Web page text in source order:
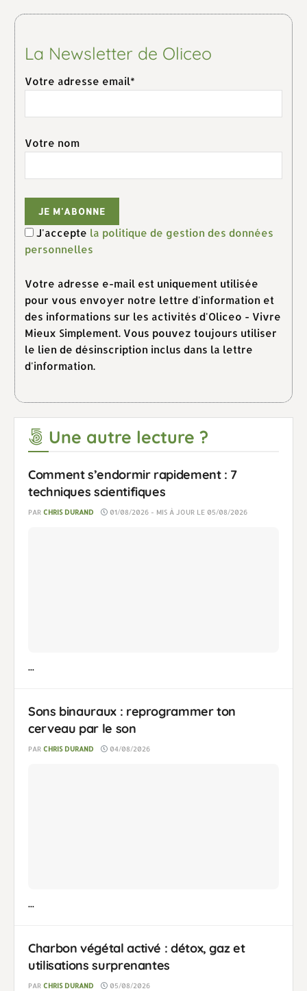
La Newsletter de Oliceo
Votre adresse email*
Votre nom
J'accepte la politique de gestion des données
personnelles
Votre adresse e-mail est uniquement utilisée
pour vous envoyer notre lettre d'information et
des informations sur les activités d'Oliceo - Vivre
Mieux Simplement. Vous pouvez toujours utiliser
le lien de désinscription inclus dans la lettre
d'information.
Une autre lecture ?
Comment s’endormir rapidement : 7
techniques scientifiques
PAR CHRIS DURAND 01/08/2026 - MIS À JOUR LE 05/08/2026
...
Sons binauraux : reprogrammer ton
cerveau par le son
PAR CHRIS DURAND 04/08/2026
...
Charbon végétal activé : détox, gaz et
utilisations surprenantes
PAR CHRIS DURAND 05/08/2026